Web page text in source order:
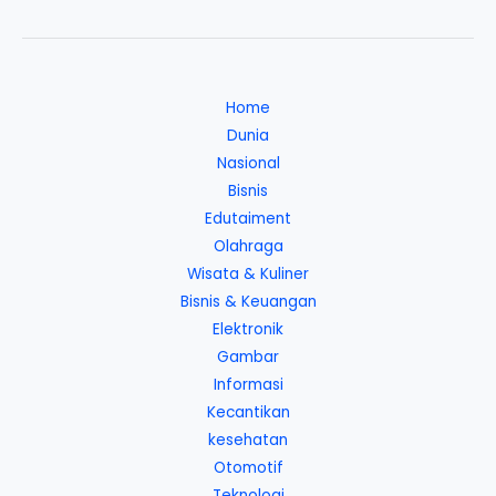
Home
Dunia
Nasional
Bisnis
Edutaiment
Olahraga
Wisata & Kuliner
Bisnis & Keuangan
Elektronik
Gambar
Informasi
Kecantikan
kesehatan
Otomotif